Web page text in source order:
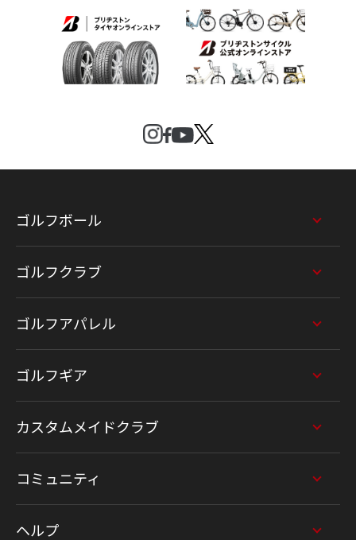
ゴルフボール
ゴルフクラブ
ゴルフアパレル
ゴルフギア
カスタムメイドクラブ
コミュニティ
ヘルプ